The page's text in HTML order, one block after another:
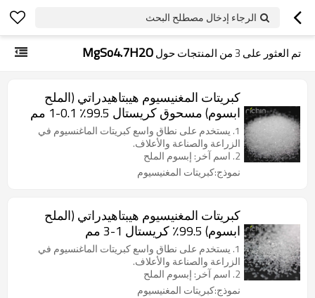
الرجاء إدخال مصطلح البحث
تم العثور على 3من المنتجات حولMgSo4.7H2O
كبريتات المغنيسيوم هيبتاهيدراتي (الملح
ابسوم) مسحوق كريستال 99.5٪ 0.1-1 مم
1. يستخدم على نطاق واسع كبريتات الماغنسيوم في
الزراعة والصناعة والأعلاف.
2. اسم آخر: إبسوم الملح
نموذج:كبريتات المغنيسيوم
كبريتات المغنيسيوم هيبتاهيدراتي (الملح
ابسوم) 99.5٪ كريستال 1-3 مم
1. يستخدم على نطاق واسع كبريتات الماغنسيوم في
الزراعة والصناعة والأعلاف.
2. اسم آخر: إبسوم الملح
نموذج:كبريتات المغنيسيوم